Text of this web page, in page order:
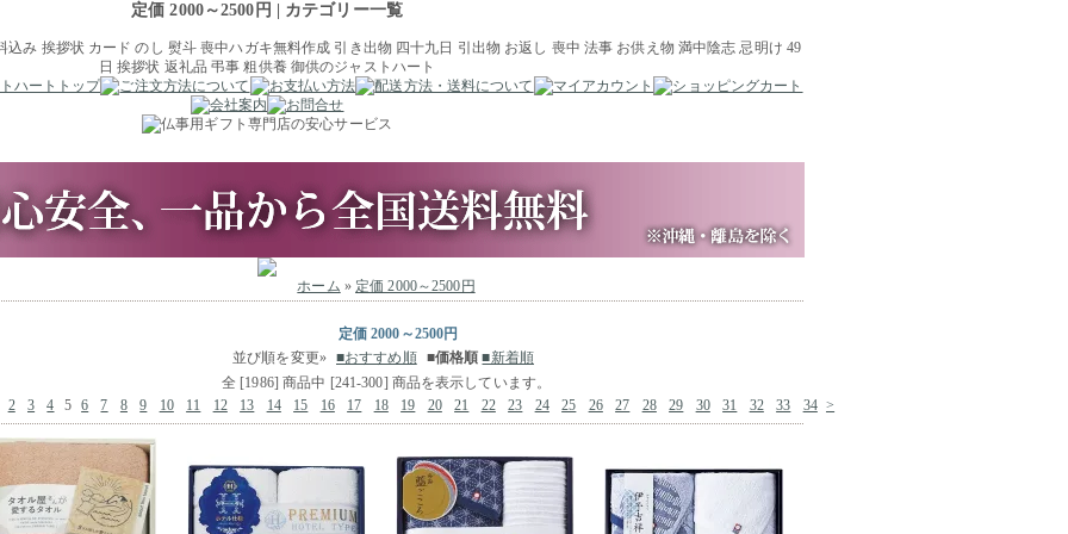
定価 2000～2500円 | カテゴリー一覧
ホーム » 定価 2000～2500円
定価 2000～2500円
並び順を変更» ■おすすめ順 ■価格順 ■新着順
全 [1986] 商品中 [241-300] 商品を表示しています。
2
3 4 5 6 7 8 9 10 11 12 13 14 15 16 17 18 19 20 21 22 23 24 25 26 27 28 29 30 31 32 33 34 >